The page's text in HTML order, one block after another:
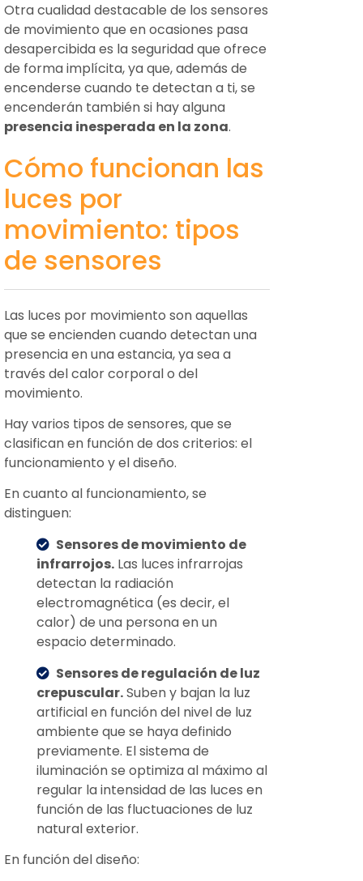
Otra cualidad destacable de los sensores
de movimiento que en ocasiones pasa
desapercibida es la seguridad que ofrece
de forma implícita, ya que, además de
encenderse cuando te detectan a ti, se
encenderán también si hay alguna
presencia inesperada en la zona.
Cómo funcionan las
luces por
movimiento: tipos
de sensores
Las luces por movimiento son aquellas
que se encienden cuando detectan una
presencia en una estancia, ya sea a
través del calor corporal o del
movimiento.
Hay varios tipos de sensores, que se
clasifican en función de dos criterios: el
funcionamiento y el diseño.
En cuanto al funcionamiento, se
distinguen:
Sensores de movimiento de
infrarrojos. Las luces infrarrojas
detectan la radiación
electromagnética (es decir, el
calor) de una persona en un
espacio determinado.
Sensores de regulación de luz
crepuscular.Suben y bajan la luz
artificial en función del nivel de luz
ambiente que se haya definido
previamente. El sistema de
iluminación se optimiza al máximo al
regular la intensidad de las luces en
función de las fluctuaciones de luz
natural exterior.
En función del diseño: